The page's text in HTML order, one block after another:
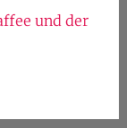
und der